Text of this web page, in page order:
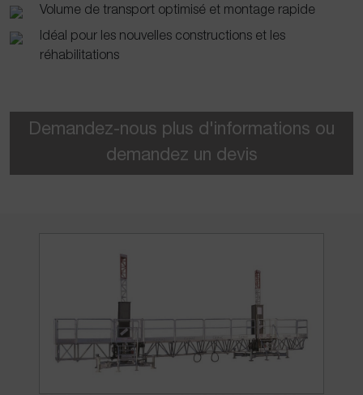
Volume de transport optimisé et montage rapide
Idéal pour les nouvelles constructions et les
réhabilitations
Demandez-nous plus d'informations ou
demandez un devis